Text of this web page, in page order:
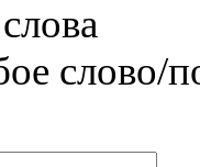
слово/